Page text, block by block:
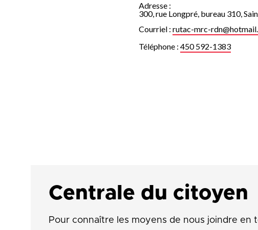
Adresse :
300, rue Longpré, bureau 310,
Courriel :rutac-mrc-
Téléphone :450 592-1383
Centrale du citoyen
Pour connaître les moyens de nous joindre en